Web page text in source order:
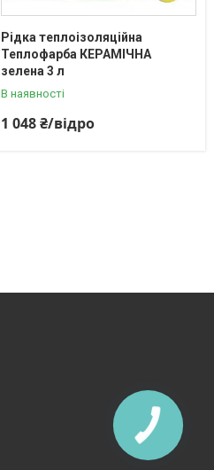
Рідка теплоізоляційна
Теплофарба КЕРАМІЧНА
зелена 3 л
В наявності
1 048 ₴/відро